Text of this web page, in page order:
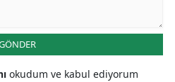
okudum ve kabul ediyorum